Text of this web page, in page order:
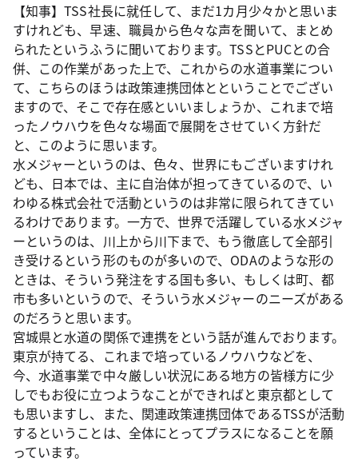
【知事】TSS社長に就任して、まだ1カ月少々かと思いま
すけれども、早速、職員から色々な声を聞いて、まとめ
られたというふうに聞いております。TSSとPUCとの合
併、この作業があった上で、これからの水道事業につい
て、こちらのほうは政策連携団体とということでござい
ますので、そこで存在感といいましょうか、これまで培
ったノウハウを色々な場面で展開をさせていく方針だ
と、このように思います。
水メジャーというのは、色々、世界にもございますけれ
ども、日本では、主に自治体が担ってきているので、い
わゆる株式会社で活動というのは非常に限られてきてい
るわけであります。一方で、世界で活躍している水メジャ
ーというのは、川上から川下まで、もう徹底して全部引
き受けるという形のものが多いので、ODAのような形の
ときは、そういう発注をする国も多い、もしくは町、都
市も多いというので、そういう水メジャーのニーズがある
のだろうと思います。
宮城県と水道の関係で連携をという話が進んでおります。
東京が持てる、これまで培っているノウハウなどを、
今、水道事業で中々厳しい状況にある地方の皆様方に少
しでもお役に立つようなことができればと東京都として
も思いますし、また、関連政策連携団体であるTSSが活動
するということは、全体にとってプラスになることを願
っています。